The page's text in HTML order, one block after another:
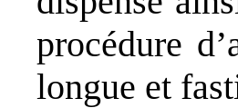
procédure
longue et